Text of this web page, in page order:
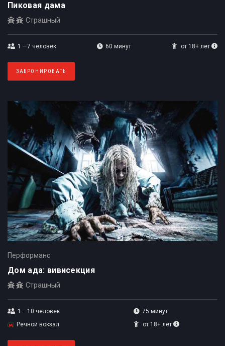
Пиковая дама
Страшный
1 – 7 человек 60 минут от 18+ лет
ЗАБРОНИРОВАТЬ
Перформанс
Дом ада: вивисекция
Страшный
1 – 10 человек
75 минут
Речной вокзал
от 18+ лет